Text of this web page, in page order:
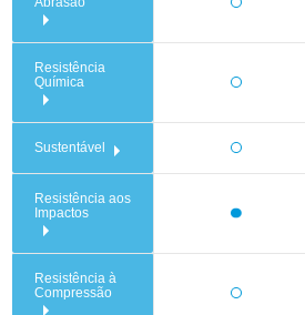
Resistência
Química
Sustentável
Resistência aos
Impactos
Resistência à
Compressão